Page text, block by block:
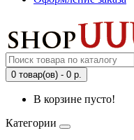
0 товар(ов) - 0 р.
В корзине пусто!
Категории